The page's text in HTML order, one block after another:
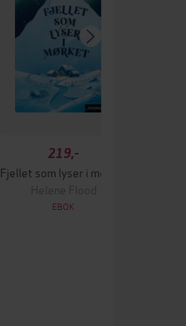
219,-
Fjellet som lyser i mørket
Helene Flood
EBOK